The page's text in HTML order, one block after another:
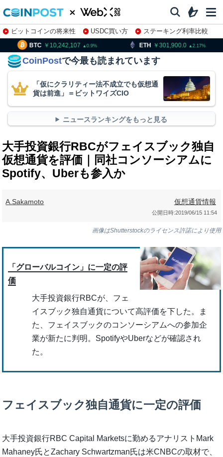
ビットコインの将来性 USDC買い方
ステーキング利率比較
株特集・関連銘柄
0.9 ETH 301,900.0 2.17 XRP
CoinPostで今最も読まれています
「仮にクラリティー法不成立でも仮想通
貨は前進」＝ビットワイズCIO
ニュースランキングをもっと見る
大手投資銀行RBCがフェイスブック独自
仮想通貨を評価｜同社コンソーシアムに
Spotify、Uberも参入か
A.Sakamoto 仮想通貨情報
公開日時:2019/06/15 11:54
画像はShutterstockのライセンス許諾により使用
「グローバルコイン」に一定の評
価
大手投資銀行RBCが、フェ
イスブック独自通貨について高評価を下した。ま
た、フェイスブックのコンソーシアムへの参加企
業が新たに判明。SpotifyやUberなどが確認され
た。
フェイスブック独自通貨に一定の評価
大手投資銀行RBC Capital Marketsに勤めるアナリストMark
Mahaney氏とZachary Schwartzman氏は米CNBCの取材で、